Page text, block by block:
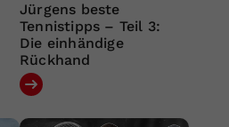
Jürgens beste
Tennistipps – Teil 3:
Die einhändige
Rückhand